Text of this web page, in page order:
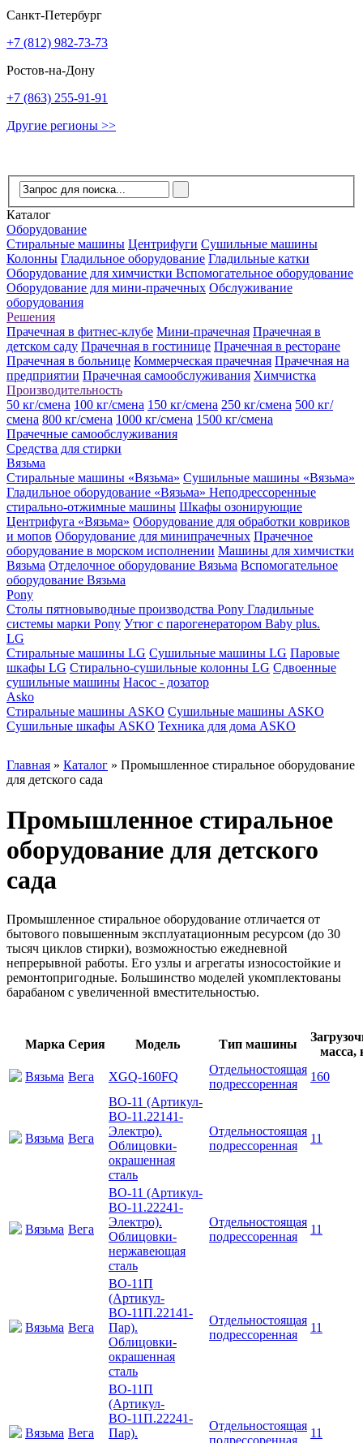
Санкт-Петербург
+7 (812) 982-73-73
Ростов-на-Дону
+7 (863) 255-91-91
Другие регионы >>
Каталог
Оборудование
Стиральные машины Центрифуги Сушильные машины
Колонны Гладильное оборудование Гладильные катки
Оборудование для химчистки Вспомогательное оборудование
Оборудование для мини-прачечных Обслуживание
оборудования
Решения
Прачечная в фитнес-клубе Мини-прачечная Прачечная в
детском саду Прачечная в гостинице Прачечная в ресторане
Прачечная в больнице Коммерческая прачечная Прачечная на
предприятии Прачечная самообслуживания Химчистка
Производительность
50 кг/смена 100 кг/смена 150 кг/смена 250 кг/смена 500 кг/
смена 800 кг/смена 1000 кг/смена 1500 кг/смена
Прачечные самообслуживания
Средства для стирки
Вязьма
Стиральные машины «Вязьма» Сушильные машины «Вязьма»
Гладильное оборудование «Вязьма» Неподрессоренные
стирально-отжимные машины Шкафы озонирующие
Центрифуга «Вязьма» Оборудование для обработки ковриков
и мопов Оборудование для минипрачечных Прачечное
оборудование в морском исполнении Машины для химчистки
Вязьма Отделочное оборудование Вязьма Вспомогательное
оборудование Вязьма
Pony
Столы пятновыводные производства Pony Гладильные
системы марки Pony Утюг с парогенератором Baby plus.
LG
Стиральные машины LG Сушильные машины LG Паровые
шкафы LG Стирально-сушильные колонны LG Сдвоенные
сушильные машины Насос - дозатор
Asko
Стиральные машины ASKO Сушильные машины ASKO
Сушильные шкафы ASKO Техника для дома ASKO
Главная » Каталог » Промышленное стиральное оборудование
для детского сада
Промышленное стиральное
оборудование для детского
сада
Промышленное стиральное оборудование отличается от
бытового повышенным эксплуатационным ресурсом (до 30
тысяч циклов стирки), возможностью ежедневной
непрерывной работы. Его узлы и агрегаты износостойкие и
ремонтопригодные. Большинство моделей укомплектованы
барабаном с увеличенной вместительностью.
Марка Серия Модель Тип машины
масса,
Вязьма Вега XGQ-160FQ
Отдельностоящая
подрессоренная
160
Вязьма Вега
ВО-11 (Артикул-
ВО-11.22141-
Электро).
Облицовки-
окрашенная
сталь
Отдельностоящая
подрессоренная
11
Вязьма Вега
ВО-11 (Артикул-
ВО-11.22241-
Электро).
Облицовки-
нержавеющая
сталь
Отдельностоящая
подрессоренная
11
Вязьма Вега
ВО-11П
(Артикул-
ВО-11П.22141-
Пар).
Облицовки-
окрашенная
сталь
Отдельностоящая
подрессоренная
11
Вязьма Вега
ВО-11П
(Артикул-
ВО-11П.22241-
Пар).
Отдельностоящая
подрессоренная
11